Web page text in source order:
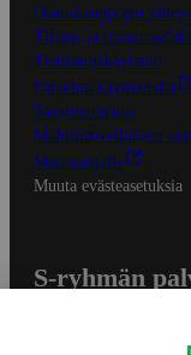
Osuuskauppojen
Tilaus- ja
Tietosuojakäytäntö
Palvelun käyttöehdot
Saavutettavuus
Mobiilisovelluksen
Mainostajalle
Muuta evästeasetuksia
S-ryhmän